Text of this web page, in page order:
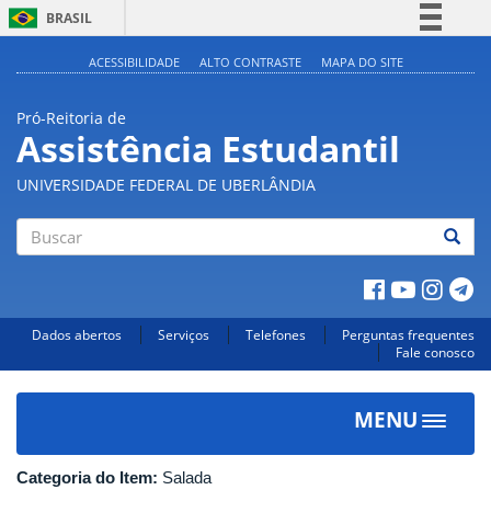
BRASIL
Acesso à informação
Legislação
Canais
ACESSIBILIDADE ALTO CONTRASTE MAPA DO SITE
Pró-Reitoria de
Assistência Estudantil
UNIVERSIDADE FEDERAL DE UBERLÂNDIA
Dados abertos Serviços Telefones
Perguntas frequentes
Fale conosco
MENU
Toggle
Categoria do Item: Salada